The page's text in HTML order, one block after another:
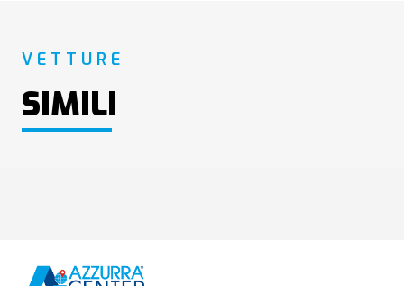
VETTURE
SIMILI